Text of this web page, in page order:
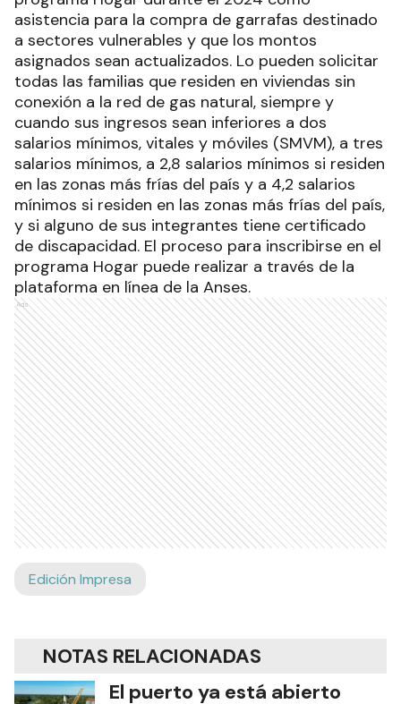
asistencia para la compra de garrafas destinado
a sectores vulnerables y que los montos
asignados sean actualizados. Lo pueden solicitar
todas las familias que residen en viviendas sin
conexión a la red de gas natural, siempre y
cuando sus ingresos sean inferiores a dos
salarios mínimos, vitales y móviles (SMVM), a tres
salarios mínimos, a 2,8 salarios mínimos si residen
en las zonas más frías del país y a 4,2 salarios
mínimos si residen en las zonas más frías del país,
y si alguno de sus integrantes tiene certificado
de discapacidad. El proceso para inscribirse en el
programa Hogar puede realizar a través de la
plataforma en línea de la Anses.
Ads
Edición Impresa
NOTAS RELACIONADAS
El puerto ya está abierto